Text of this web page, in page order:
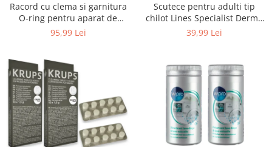
Accesorii tablete
Laptopuri si Accesorii
Wearable & Gadgeturi
Electrocasnice & Climatizare
Accesorii si piese masini spalat
rufe si uscatoare
Accesorii si piese masini spalat
vase
Racord cu clema si garnitura
O-ring pentru aparat de
spalat cu presiune, KARCHER
95,99 Lei
Scutece pentru adulti tip
chilot Lines Specialist Derma
Protection Extra, 7 picaturi,
39,99 Lei